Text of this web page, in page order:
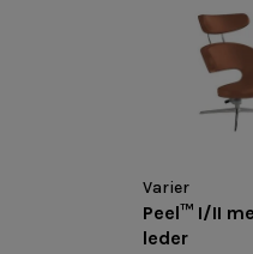
Varier
Peel™ I/II
leder